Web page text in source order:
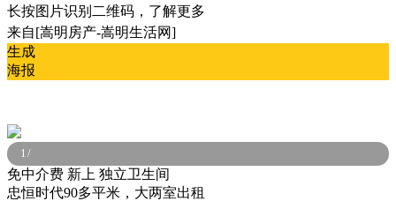
长按图片识别二维码，了解更多
来自[嵩明房产-嵩明生活网]
生成
海报
1/
免中介费 新上 独立卫生间
忠恒时代90多平米，大两室出租